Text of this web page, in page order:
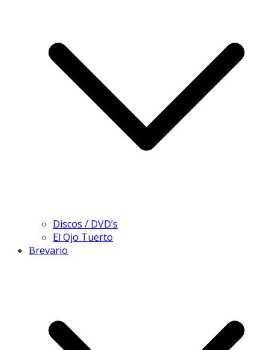
Discos / DVD’s
El Ojo Tuerto
Brevario